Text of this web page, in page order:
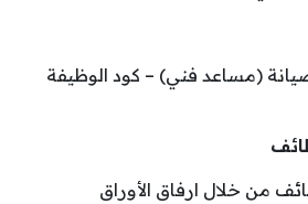
صيانة (مساعد فني) – كود الوظيفة
من خلال ارفاق الأوراق